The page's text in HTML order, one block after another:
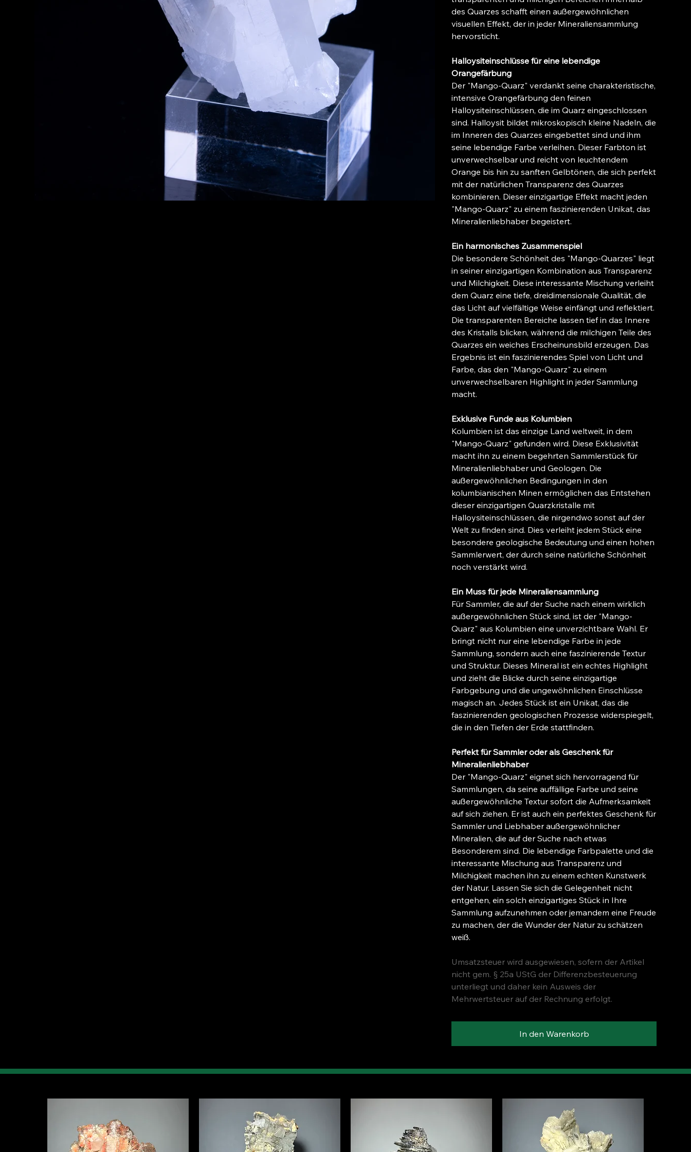
des Quarzes schafft einen außergewöhnlichen
visuellen Effekt, der in jeder Mineraliensammlung
hervorsticht.
Halloysiteinschlüsse für eine lebendige
Orangefärbung
Der "Mango-Quarz" verdankt seine charakteristische,
intensive Orangefärbung den feinen
Halloysiteinschlüssen, die im Quarz eingeschlossen
sind. Halloysit bildet mikroskopisch kleine Nadeln, die
im Inneren des Quarzes eingebettet sind und ihm
seine lebendige Farbe verleihen. Dieser Farbton ist
unverwechselbar und reicht von leuchtendem
Orange bis hin zu sanften Gelbtönen, die sich perfekt
mit der natürlichen Transparenz des Quarzes
kombinieren. Dieser einzigartige Effekt macht jeden
"Mango-Quarz" zu einem faszinierenden Unikat, das
Mineralienliebhaber begeistert.
Ein harmonisches Zusammenspiel
Die besondere Schönheit des "Mango-Quarzes" liegt
in seiner einzigartigen Kombination aus Transparenz
und Milchigkeit. Diese interessante Mischung verleiht
dem Quarz eine tiefe, dreidimensionale Qualität, die
das Licht auf vielfältige Weise einfängt und reflektiert.
Die transparenten Bereiche lassen tief in das Innere
des Kristalls blicken, während die milchigen Teile des
Quarzes ein weiches Erscheinunsbild erzeugen. Das
Ergebnis ist ein faszinierendes Spiel von Licht und
Farbe, das den "Mango-Quarz" zu einem
unverwechselbaren Highlight in jeder Sammlung
macht.
Exklusive Funde aus Kolumbien
Kolumbien ist das einzige Land weltweit, in dem
"Mango-Quarz" gefunden wird. Diese Exklusivität
macht ihn zu einem begehrten Sammlerstück für
Mineralienliebhaber und Geologen. Die
außergewöhnlichen Bedingungen in den
kolumbianischen Minen ermöglichen das Entstehen
dieser einzigartigen Quarzkristalle mit
Halloysiteinschlüssen, die nirgendwo sonst auf der
Welt zu finden sind. Dies verleiht jedem Stück eine
besondere geologische Bedeutung und einen hohen
Sammlerwert, der durch seine natürliche Schönheit
noch verstärkt wird.
Ein Muss für jede Mineraliensammlung
Für Sammler, die auf der Suche nach einem wirklich
außergewöhnlichen Stück sind, ist der "Mango-
Quarz" aus Kolumbien eine unverzichtbare Wahl. Er
bringt nicht nur eine lebendige Farbe in jede
Sammlung, sondern auch eine faszinierende Textur
und Struktur. Dieses Mineral ist ein echtes Highlight
und zieht die Blicke durch seine einzigartige
Farbgebung und die ungewöhnlichen Einschlüsse
magisch an. Jedes Stück ist ein Unikat, das die
faszinierenden geologischen Prozesse widerspiegelt,
die in den Tiefen der Erde stattfinden.
Perfekt für Sammler oder als Geschenk für
Mineralienliebhaber
Der "Mango-Quarz" eignet sich hervorragend für
Sammlungen, da seine auffällige Farbe und seine
außergewöhnliche Textur sofort die Aufmerksamkeit
auf sich ziehen. Er ist auch ein perfektes Geschenk für
Sammler und Liebhaber außergewöhnlicher
Mineralien, die auf der Suche nach etwas
Besonderem sind. Die lebendige Farbpalette und die
interessante Mischung aus Transparenz und
Milchigkeit machen ihn zu einem echten Kunstwerk
der Natur. Lassen Sie sich die Gelegenheit nicht
entgehen, ein solch einzigartiges Stück in Ihre
Sammlung aufzunehmen oder jemandem eine Freude
zu machen, der die Wunder der Natur zu schätzen
weiß.
Umsatzsteuer wird ausgewiesen, sofern der Artikel
nicht gem. § 25a UStG der Differenzbesteuerung
unterliegt und daher kein Ausweis der
Mehrwertsteuer auf der Rechnung erfolgt.
In den Warenkorb